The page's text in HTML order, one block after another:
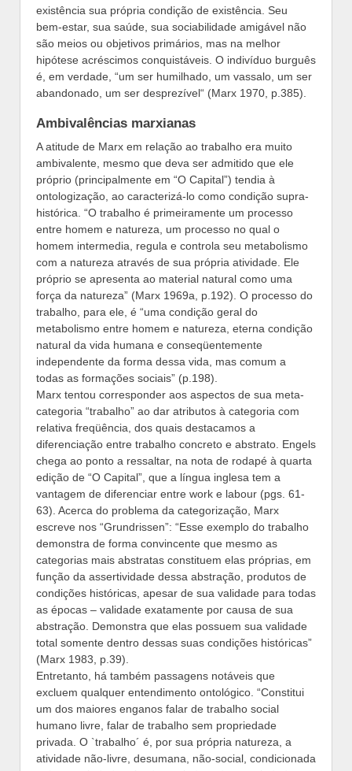
existência sua própria condição de existência. Seu
bem-estar, sua saúde, sua sociabilidade amigável não
são meios ou objetivos primários, mas na melhor
hipótese acréscimos conquistáveis. O indivíduo burguês
é, em verdade, “um ser humilhado, um vassalo, um ser
abandonado, um ser desprezível“ (Marx 1970, p.385).
Ambivalências marxianas
A atitude de Marx em relação ao trabalho era muito
ambivalente, mesmo que deva ser admitido que ele
próprio (principalmente em “O Capital”) tendia à
ontologização, ao caracterizá-lo como condição supra-
histórica. “O trabalho é primeiramente um processo
entre homem e natureza, um processo no qual o
homem intermedia, regula e controla seu metabolismo
com a natureza através de sua própria atividade. Ele
próprio se apresenta ao material natural como uma
força da natureza” (Marx 1969a, p.192). O processo do
trabalho, para ele, é “uma condição geral do
metabolismo entre homem e natureza, eterna condição
natural da vida humana e conseqüentemente
independente da forma dessa vida, mas comum a
todas as formações sociais” (p.198).
Marx tentou corresponder aos aspectos de sua meta-
categoria “trabalho” ao dar atributos à categoria com
relativa freqüência, dos quais destacamos a
diferenciação entre trabalho concreto e abstrato. Engels
chega ao ponto a ressaltar, na nota de rodapé à quarta
edição de “O Capital”, que a língua inglesa tem a
vantagem de diferenciar entre work e labour (pgs. 61-
63). Acerca do problema da categorização, Marx
escreve nos “Grundrissen”: “Esse exemplo do trabalho
demonstra de forma convincente que mesmo as
categorias mais abstratas constituem elas próprias, em
função da assertividade dessa abstração, produtos de
condições históricas, apesar de sua validade para todas
as épocas – validade exatamente por causa de sua
abstração. Demonstra que elas possuem sua validade
total somente dentro dessas suas condições históricas”
(Marx 1983, p.39).
Entretanto, há também passagens notáveis que
excluem qualquer entendimento ontológico. “Constitui
um dos maiores enganos falar de trabalho social
humano livre, falar de trabalho sem propriedade
privada. O `trabalho´ é, por sua própria natureza, a
atividade não-livre, desumana, não-social, condicionada